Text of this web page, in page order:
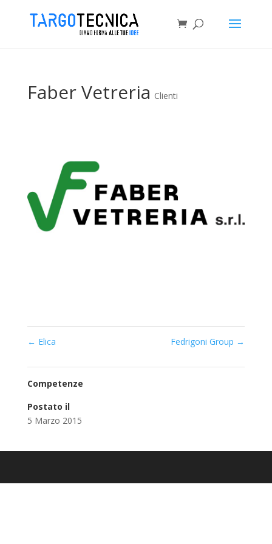
Faber Vetreria Clienti
← Elica Fedrigoni Group →
Competenze
Postato il
5 Marzo 2015